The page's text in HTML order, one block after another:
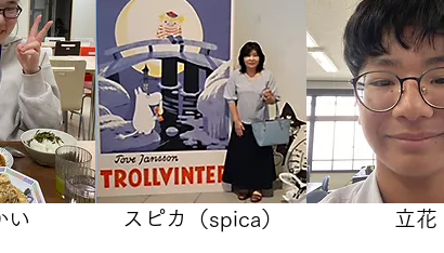
い ​スピカ（spica） 立花